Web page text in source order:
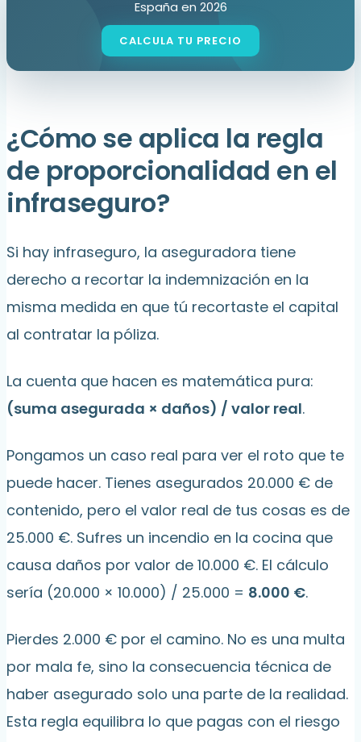
España en 2026
¿Cómo se aplica la regla
de proporcionalidad en el
infraseguro?
Si hay infraseguro, la aseguradora tiene
derecho a recortar la indemnización en la
misma medida en que tú recortaste el capital
al contratar la póliza.
La cuenta que hacen es matemática pura:
(suma asegurada × daños) / valor real.
Pongamos un caso real para ver el roto que te
puede hacer. Tienes asegurados 20.000 € de
contenido, pero el valor real de tus cosas es de
25.000 €. Sufres un incendio en la cocina que
causa daños por valor de 10.000 €. El cálculo
sería (20.000 × 10.000) / 25.000 = 8.000 €.
Pierdes 2.000 € por el camino. No es una multa
por mala fe, sino la consecuencia técnica de
haber asegurado solo una parte de la realidad.
Esta regla equilibra lo que pagas con el riesgo